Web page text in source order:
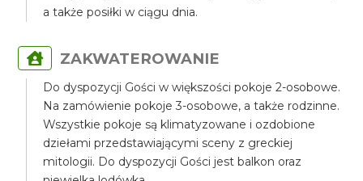
a także posiłki w ciągu dnia.
ZAKWATEROWANIE
Do dyspozycji Gości w większości pokoje 2-osobowe.
Na zamówienie pokoje 3-osobowe, a także rodzinne.
Wszystkie pokoje są klimatyzowane i ozdobione
dziełami przedstawiającymi sceny z greckiej
mitologii. Do dyspozycji Gości jest balkon oraz